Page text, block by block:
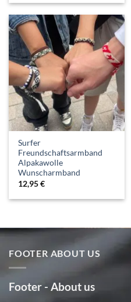
Surfer
Freundschaftsarmband
Alpakawolle
Wunscharmband
12,95€
FOOTER ABOUT US
Footer - About us